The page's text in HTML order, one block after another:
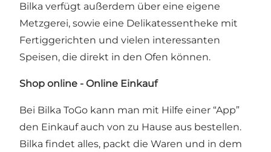
Bilka verfügt außerdem über eine eigene
Metzgerei, sowie eine Delikatessentheke mit
Fertiggerichten und vielen interessanten
Speisen, die direkt in den Ofen können.
Shop online - Online Einkauf
Bei Bilka ToGo kann man mit Hilfe einer “App”
den Einkauf auch von zu Hause aus bestellen.
Bilka findet alles, packt die Waren und in dem